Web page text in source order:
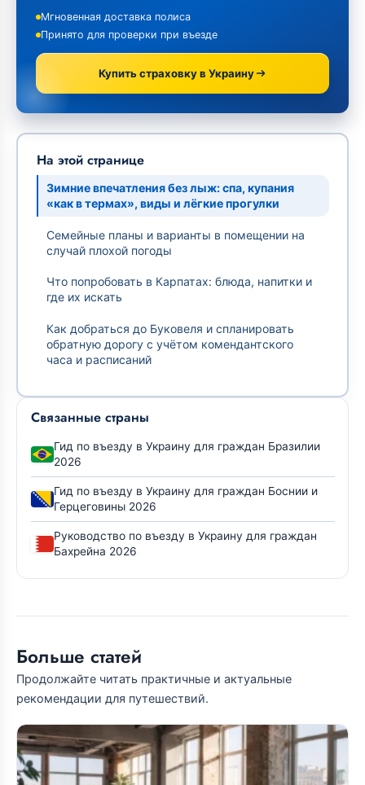
Мгновенная доставка полиса
Принято для проверки при въезде
Купить страховку в Украину
На этой странице
Зимние впечатления без лыж: спа, купания
«как в термах», виды и лёгкие прогулки
Семейные планы и варианты в помещении на
случай плохой погоды
Что попробовать в Карпатах: блюда, напитки и
где их искать
Как добраться до Буковеля и спланировать
обратную дорогу с учётом комендантского
часа и расписаний
Связанные страны
Гид по въезду в Украину для граждан Бразилии
2026
Гид по въезду в Украину для граждан Боснии и
Герцеговины 2026
Руководство по въезду в Украину для граждан
Бахрейна 2026
Больше статей
Продолжайте читать практичные и актуальные
рекомендации для путешествий.